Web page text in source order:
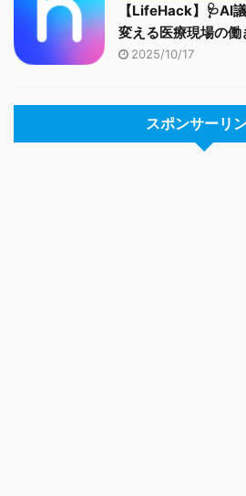
【LifeHack】🩺AI
変える医療現場の働
2025/10/17
スポンサーリ